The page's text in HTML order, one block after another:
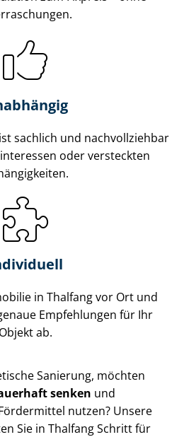
sachlich und nachvollziehbar
oder versteckten
in Thalfang vor Ort und
Empfehlungen für Ihr
Objekt ab.
Sanierung, möchten
senken und
nutzen? Unsere
Sie in Thalfang Schritt für